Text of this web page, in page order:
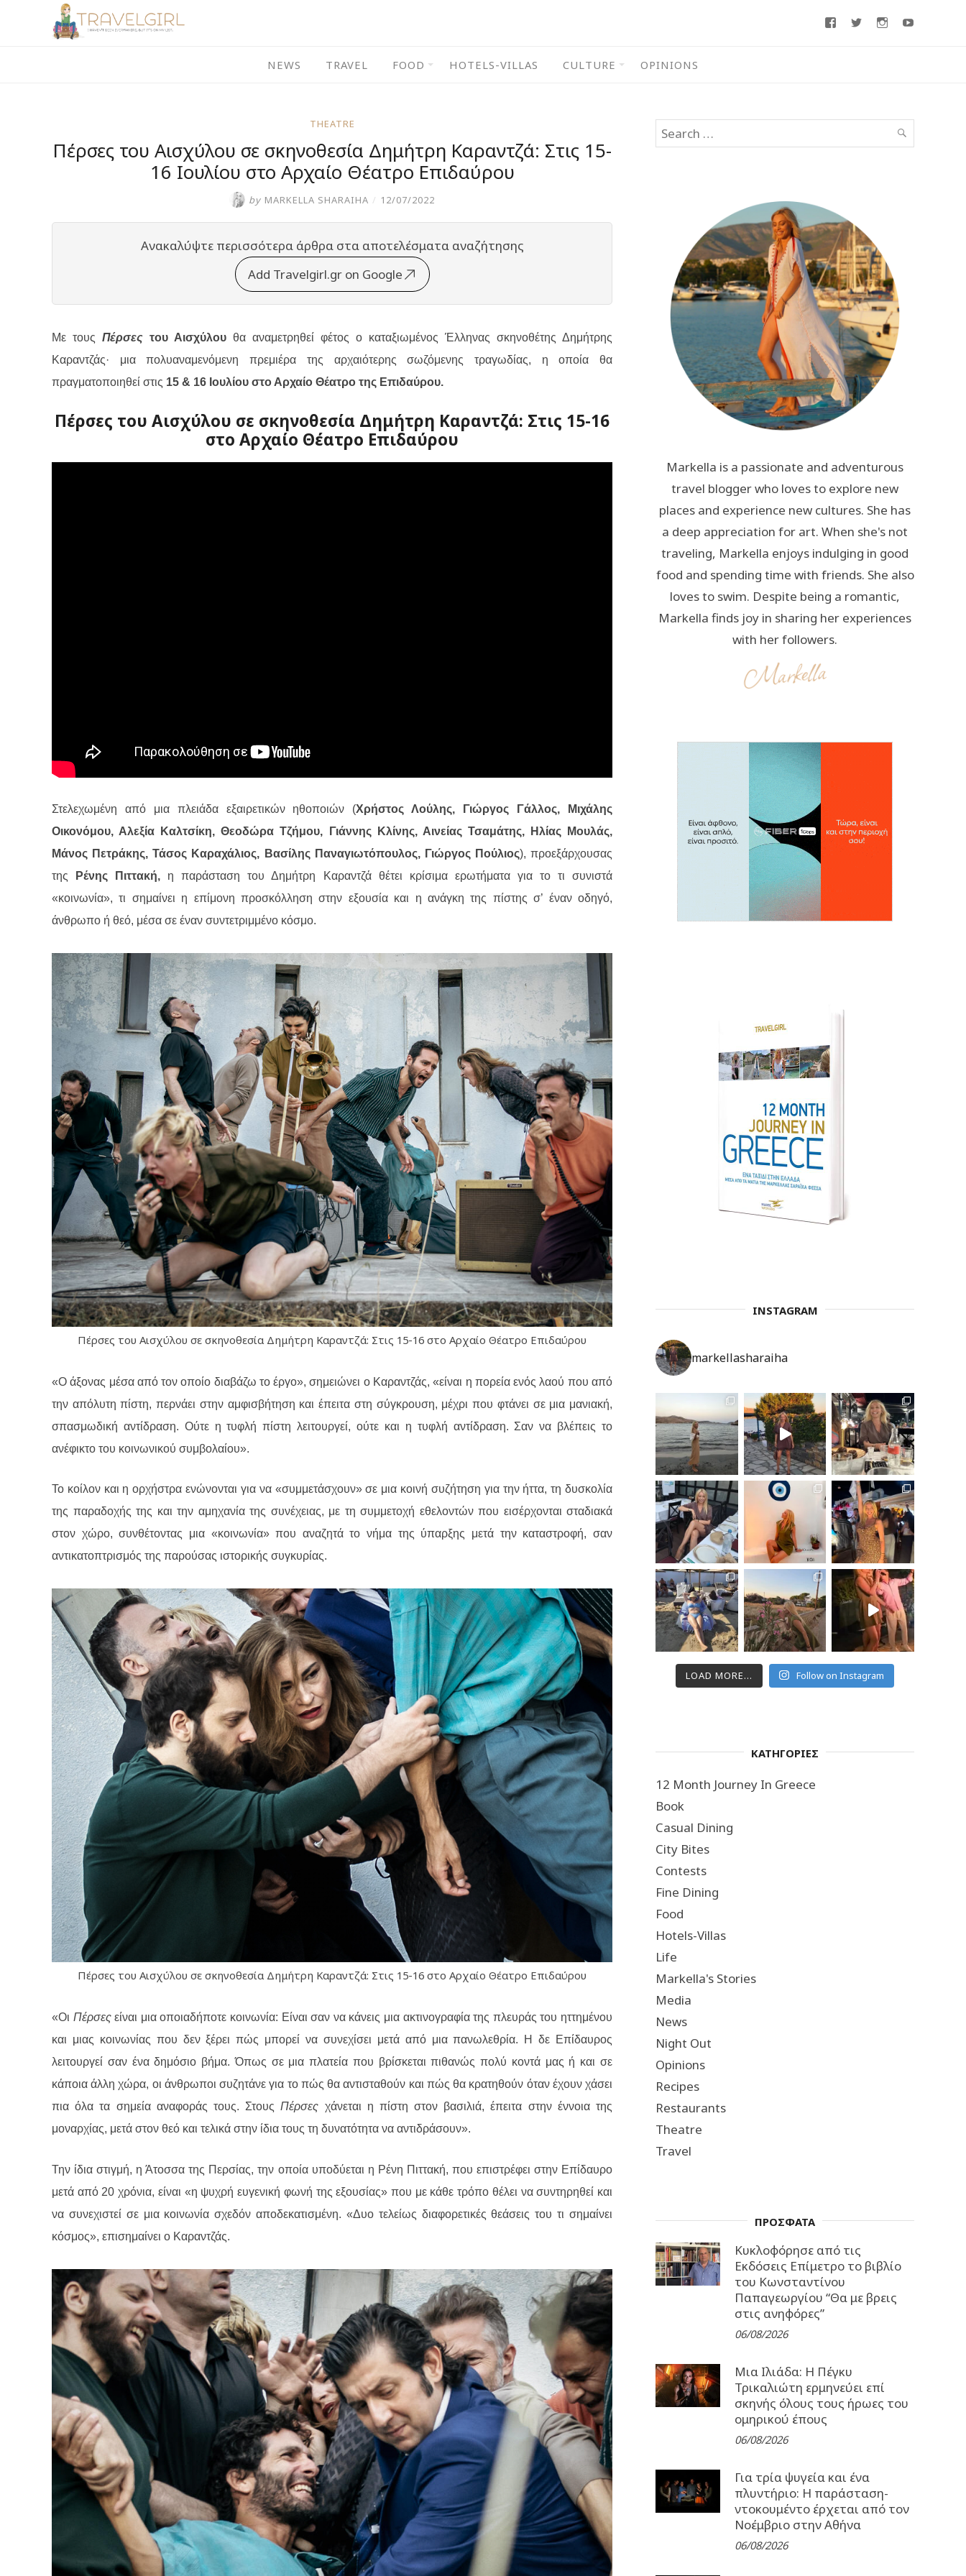
FacebookTwitterInstagram
NEWS TRAVEL FOOD HOTELS-VILLAS CULTURE OPINIONS
THEATRE
Πέρσες του Αισχύλου σε σκηνοθεσία Δημήτρη Καραντζά: Στις 15-
16 Ιουλίου στο Αρχαίο Θέατρο Επιδαύρου
by MARKELLA SHARAIHA / 12/07/2022
Ανακαλύψτε περισσότερα άρθρα στα αποτελέσματα αναζήτησης
Add Travelgirl.gr on Google
Με τους Πέρσες του Αισχύλου θα αναμετρηθεί φέτος ο καταξιωμένος Έλληνας σκηνοθέτης Δημήτρης
Καραντζάς· μια πολυαναμενόμενη πρεμιέρα της αρχαιότερης σωζόμενης τραγωδίας, η οποία θα
πραγματοποιηθεί στις 15 & 16 Ιουλίου στο Αρχαίο Θέατρο της Επιδαύρου.
Πέρσες του Αισχύλου σε σκηνοθεσία Δημήτρη Καραντζά: Στις 15-16
στο Αρχαίο Θέατρο Επιδαύρου
Στελεχωμένη από μια πλειάδα εξαιρετικών ηθοποιών (Χρήστος Λούλης, Γιώργος Γάλλος, Μιχάλης
Οικονόμου, Αλεξία Καλτσίκη, Θεοδώρα Τζήμου, Γιάννης Κλίνης, Αινείας Τσαμάτης, Ηλίας Μουλάς,
Μάνος Πετράκης, Τάσος Καραχάλιος, Βασίλης Παναγιωτόπουλος, Γιώργος Πούλιος), προεξάρχουσας
της
Ρένης Πιττακή, η παράσταση του Δημήτρη Καραντζά θέτει κρίσιμα ερωτήματα για το τι συνιστά
«κοινωνία», τι σημαίνει η επίμονη προσκόλληση στην εξουσία και η ανάγκη της πίστης σ’ έναν οδηγό,
άνθρωπο ή θεό, μέσα σε έναν συντετριμμένο κόσμο.
Πέρσες του Αισχύλου σε σκηνοθεσία Δημήτρη Καραντζά: Στις 15-16 στο Αρχαίο Θέατρο Επιδαύρου
«Ο άξονας μέσα από τον οποίο διαβάζω το έργο», σημειώνει ο Καραντζάς, «είναι η πορεία ενός λαού που από
την απόλυτη πίστη, περνάει στην αμφισβήτηση και έπειτα στη σύγκρουση, μέχρι που φτάνει σε μια μανιακή,
σπασμωδική αντίδραση. Ούτε η τυφλή πίστη λειτουργεί, ούτε και η τυφλή αντίδραση. Σαν να βλέπεις το
ανέφικτο του κοινωνικού συμβολαίου».
Το κοίλον και η ορχήστρα ενώνονται για να «συμμετάσχουν» σε μια κοινή συζήτηση για την ήττα, τη δυσκολία
της παραδοχής της και την αμηχανία της συνέχειας, με τη συμμετοχή εθελοντών που εισέρχονται σταδιακά
στον χώρο, συνθέτοντας μια «κοινωνία» που αναζητά το νήμα της ύπαρξης μετά την καταστροφή, σαν
αντικατοπτρισμός της παρούσας ιστορικής συγκυρίας.
Πέρσες του Αισχύλου σε σκηνοθεσία Δημήτρη Καραντζά: Στις 15-16 στο Αρχαίο Θέατρο Επιδαύρου
«Οι Πέρσεςείναι μια οποιαδήποτε κοινωνία: Είναι σαν να κάνεις μια ακτινογραφία της πλευράς του ηττημένου
και μιας κοινωνίας που δεν ξέρει πώς μπορεί να συνεχίσει μετά από μια πανωλεθρία. Η δε Επίδαυρος
λειτουργεί σαν ένα δημόσιο βήμα. Όπως σε μια πλατεία που βρίσκεται πιθανώς πολύ κοντά μας ή και σε
κάποια άλλη χώρα, οι άνθρωποι συζητάνε για το πώς θα αντισταθούν και πώς θα κρατηθούν όταν έχουν χάσει
πια όλα τα σημεία αναφοράς τους. ΣτουςΠέρσες χάνεται η πίστη στον βασιλιά, έπειτα στην έννοια της
μοναρχίας, μετά στον θεό και τελικά στην ίδια τους τη δυνατότητα να αντιδράσουν».
Την ίδια στιγμή, η Άτοσσα της Περσίας, την οποία υποδύεται η Ρένη Πιττακή, που επιστρέφει στην Επίδαυρο
μετά από 20 χρόνια, είναι «η ψυχρή ευγενική φωνή της εξουσίας» που με κάθε τρόπο θέλει να συντηρηθεί και
να συνεχιστεί σε μια κοινωνία σχεδόν αποδεκατισμένη. «Δυο τελείως διαφορετικές θεάσεις του τι σημαίνει
κόσμος», επισημαίνει ο Καραντζάς.
Search
for:
SEARCH
Markella is a passionate and adventurous
travel blogger who loves to explore new
places and experience new cultures. She has
a deep appreciation for art. When she's not
traveling, Markella enjoys indulging in good
food and spending time with friends. She also
loves to swim. Despite being a romantic,
Markella finds joy in sharing her experiences
with her followers.
INSTAGRAM
markellasharaiha
LOAD MORE... Follow on Instagram
ΚΑΤΗΓΟΡΙΕΣ
12 Month Journey In Greece
Book
Casual Dining
City Bites
Contests
Fine Dining
Food
Hotels-Villas
Life
Markella's Stories
Media
News
Night Out
Opinions
Recipes
Restaurants
Theatre
Travel
ΠΡΟΣΦΑΤΑ
Κυκλοφόρησε από τις
Εκδόσεις Επίμετρο το βιβλίο
του Κωνσταντίνου
Παπαγεωργίου “Θα με βρεις
στις ανηφόρες”
06/08/2026
Μια Ιλιάδα: H Πέγκυ
Τρικαλιώτη ερμηνεύει επί
σκηνής όλους τους ήρωες του
ομηρικού έπους
06/08/2026
Για τρία ψυγεία και ένα
πλυντήριο: Η παράσταση-
ντοκουμέντο έρχεται από τον
Νοέμβριο στην Αθήνα
06/08/2026